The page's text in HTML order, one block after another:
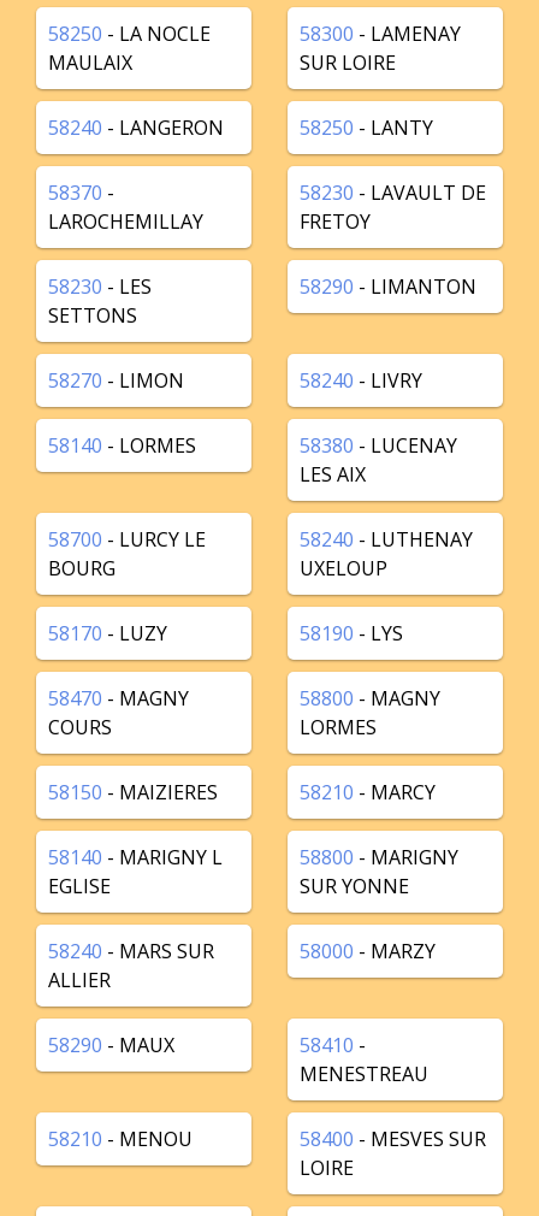
58250 - LA NOCLE
MAULAIX
58300 - LAMENAY
SUR LOIRE
58240 - LANGERON 58250 - LANTY
58370 -
LAROCHEMILLAY
58230 - LAVAULT DE
FRETOY
58230 - LES
SETTONS
58290 - LIMANTON
58270 - LIMON 58240 - LIVRY
58140 - LORMES 58380 - LUCENAY
LES AIX
58700 - LURCY LE
BOURG
58240 - LUTHENAY
UXELOUP
58170 - LUZY 58190 - LYS
58470 - MAGNY
COURS
58800 - MAGNY
LORMES
58150 - MAIZIERES 58210 - MARCY
58140 - MARIGNY L
EGLISE
58800 - MARIGNY
SUR YONNE
58240 - MARS SUR
ALLIER
58000 - MARZY
58290 - MAUX 58410 -
MENESTREAU
58210 - MENOU 58400 - MESVES SUR
LOIRE